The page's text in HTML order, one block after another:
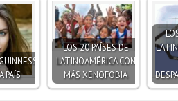
PAÍS
LOS 20 PAÍSES DE
LATINOAMÉRICA CON
MÁS XENOFOBIA